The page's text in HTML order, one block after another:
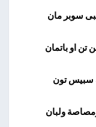
سوبر مان
او باتمان
سبيس تون
ولبان